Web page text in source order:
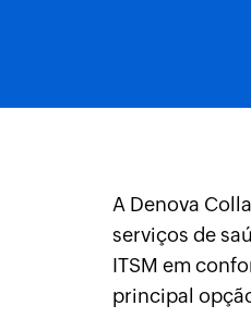
A Denova
serviços de
ITSM em
principal